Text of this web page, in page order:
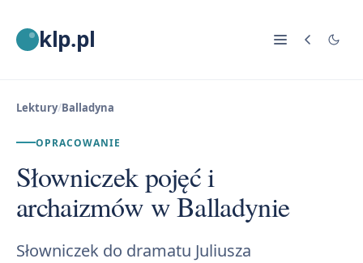
klp.pl
Lektury/Balladyna
OPRACOWANIE
Słowniczek pojęć i
archaizmów w Balladynie
Słowniczek do dramatu Juliusza